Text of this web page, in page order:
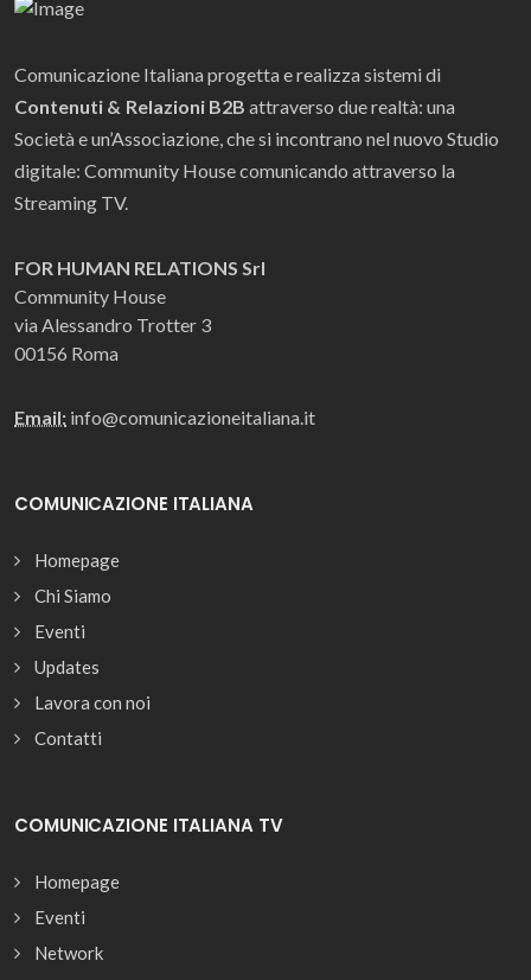
Comunicazione Italiana progetta e realizza sistemi di
Contenuti & Relazioni B2B attraverso due realtà: una
Società e un’Associazione, che si incontrano nel nuovo Studio
digitale: Community House comunicando attraverso la
Streaming TV.
FOR HUMAN RELATIONS Srl
Community House
via Alessandro Trotter 3
00156 Roma
Email: info@comunicazioneitaliana.it
COMUNICAZIONE ITALIANA
Homepage
Chi Siamo
Eventi
Updates
Lavora con noi
Contatti
COMUNICAZIONE ITALIANA TV
Homepage
Eventi
Network